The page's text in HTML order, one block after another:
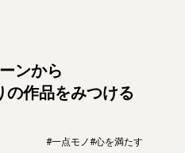
ンから
の作品をみつける
#一点モノ#心を満たす